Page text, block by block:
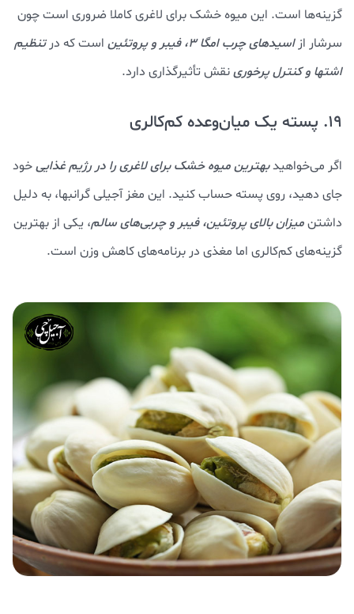
گزینه‌ها است. این میوه خشک برای لاغری کاملا ضروری است چون
سرشار از اسیدهای چرب امگا 3، فیبر و پروتئین است که درتنظیم
اشتها و کنترل پرخورینقش تأثیرگذاری دارد.
19. پسته یک میان‌وعده کم‌کالری
اگر می‌خواهیدبهترین میوه خشک برای لاغری را در رژیم غذاییخود
جای دهید، روی پسته حساب کنید. این مغز آجیلی گرانبها، به دلیل
داشتنمیزان بالای پروتئین، فیبر و چربی‌های سالم، یکی از بهترین
گزینه‌های کم‌کالری اما مغذی در برنامه‌های کاهش وزن است.